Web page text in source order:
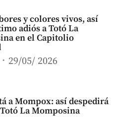
y colores vivos, así
adiós a Totó La
en el Capitolio
29/05/ 2026
a Mompox: así despedirá
La Momposina